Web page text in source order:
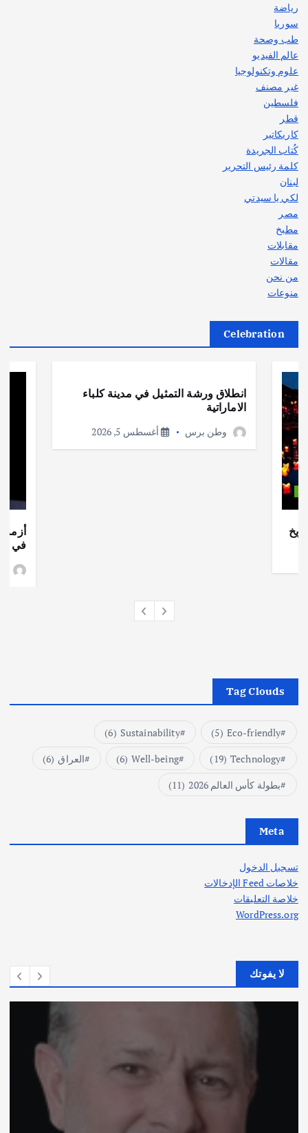
رياضة
سوريا
طب وصحة
عالم الفيديو
علوم وتكنولوجيا
غير مصنف
فلسطين
قطر
كاريكاتير
كُتاب الجريدة
كلمة رئيس التحرير
لبنان
لكي يا سيدتي
مصر
مطبخ
مقابلات
مقالات
من نحن
منوعات
Celebration
انطلاق ورشة التمثيل في مدينة كلباء
الاماراتية
وطن برس أغسطس 5, 2026
أزمة
في
Tag Clouds
Eco-friendly
(5)
Sustainability
(6)
Technology
(19)
Well-being
(6) العراق (6)
بطولة كأس العالم 2026
(11)
Meta
تسجيل الدخول
خلاصات Feed الإدخالات
خلاصة التعليقات
WordPress.org
لا يفوتك